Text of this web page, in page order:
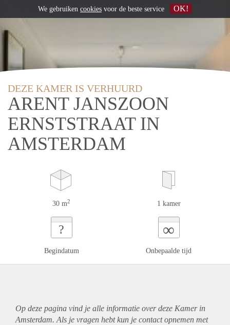
DEZE KAMER IS VERHUURD
ARENT JANSZOON
ERNSTSTRAAT IN
AMSTERDAM
30 m2 1 kamer
?
Begindatum
∞
Onbepaalde tijd
Op deze pagina vind je alle informatie over deze Kamer in
Amsterdam. Als je vragen hebt kun je contact opnemen met
We gebruiken cookies voor de beste service OK!